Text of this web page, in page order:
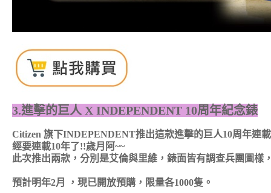
3.進擊的巨人 X INDEPENDENT 10周年紀念錶
Citizen 旗下INDEPENDENT推出這款進擊的巨人10周年連
經要連載10年了!!歲月阿~~
此次推出兩款，分別是艾倫與里維，錶面皆有調查兵團圖樣
預計明年2月 ，現已開放預購，限量各1000隻。